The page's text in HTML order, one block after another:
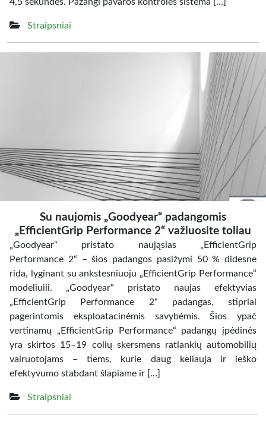
Straipsniai
Su naujomis „Goodyear“ padangomis
„EfficientGrip Performance 2“ važiuosite toliau
„Goodyear“ pristato naująsias „EfficientGrip
Performance 2“ – šios padangos pasižymi 50 % didesne
rida, lyginant su ankstesniuoju „EfficientGrip Performance“
modeliuiii. „Goodyear“ pristato naujas efektyvias
„EfficientGrip Performance 2“ padangas, stipriai
pagerintomis eksploatacinėmis savybėmis. Šios ypač
vertinamų „EfficientGrip Performance“ padangų įpėdinės
yra skirtos 15–19 colių skersmens ratlankių automobilių
vairuotojams – tiems, kurie daug keliauja ir ieško
efektyvumo stabdant šlapiame ir […]
Straipsniai